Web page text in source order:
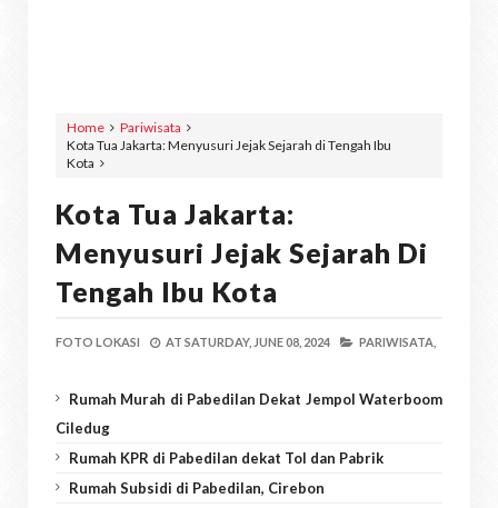
Home
Pariwisata
Kota Tua Jakarta: Menyusuri Jejak Sejarah di Tengah Ibu
Kota
Kota Tua Jakarta:
Menyusuri Jejak Sejarah Di
Tengah Ibu Kota
FOTO LOKASI AT SATURDAY, JUNE 08, 2024 PARIWISATA,
Rumah Murah di Pabedilan Dekat Jempol Waterboom
Ciledug
Rumah KPR di Pabedilan dekat Tol dan Pabrik
Rumah Subsidi di Pabedilan, Cirebon